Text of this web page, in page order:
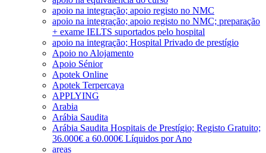
apoio na integração; apoio registo no NMC
apoio na integração; apoio registo no NMC; preparação
+ exame IELTS suportados pelo hospital
apoio na integração; Hospital Privado de prestígio
Apoio no Alojamento
Apoio Sénior
Apotek Online
Apotek Terpercaya
APPLYING
Arabia
Arábia Saudita
Arábia Saudita Hospitais de Prestígio; Registo Gratuito;
36.000€ a 60.000€ Líquidos por Ano
areas